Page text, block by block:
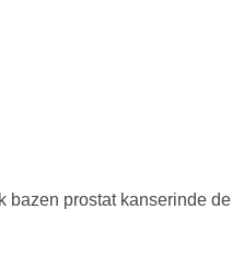
bazen prostat kanserinde de